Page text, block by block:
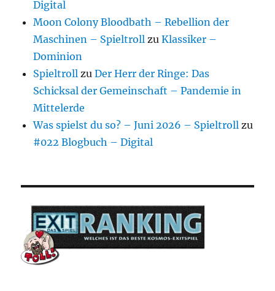
Digital
Moon Colony Bloodbath – Rebellion der
Maschinen – Spieltroll zuKlassiker –
Dominion
Spieltroll zuDer Herr der Ringe: Das
Schicksal der Gemeinschaft – Pandemie in
Mittelerde
Was spielst du so? – Juni 2026 – Spieltroll zu
#022 Blogbuch – Digital